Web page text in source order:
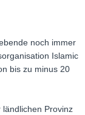
noch immer
Islamic
bis zu minus 20
Provinz